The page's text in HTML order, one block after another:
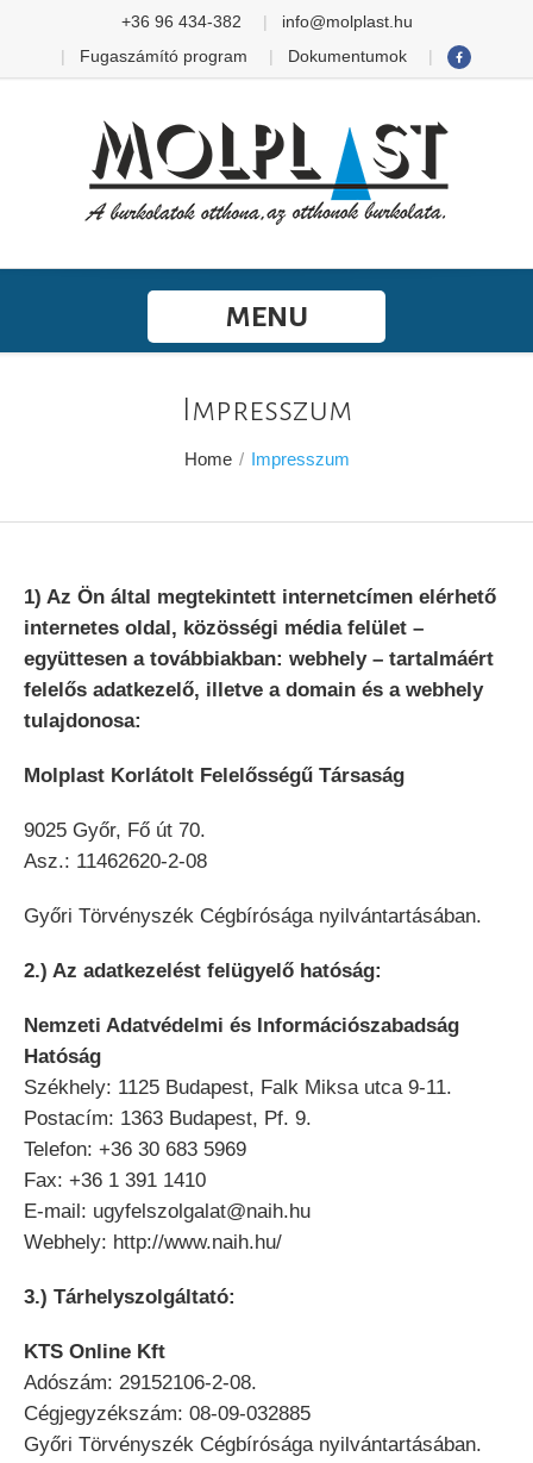
+36 96 434-382
info@molplast.hu
Fugaszámító program
Dokumentumok
MENU
Impresszum
Home / Impresszum
1) Az Ön által megtekintett internetcímen elérhető
internetes oldal, közösségi média felület –
együttesen a továbbiakban: webhely – tartalmáért
felelős adatkezelő, illetve a domain és a webhely
tulajdonosa:
Molplast Korlátolt Felelősségű Társaság
9025 Győr, Fő út 70.
Asz.: 11462620-2-08
Győri Törvényszék Cégbírósága nyilvántartásában.
2.) Az adatkezelést felügyelő hatóság:
Nemzeti Adatvédelmi és Információszabadság
Hatóság
Székhely: 1125 Budapest, Falk Miksa utca 9-11.
Postacím: 1363 Budapest, Pf. 9.
Telefon: +36 30 683 5969
Fax: +36 1 391 1410
E-mail: ugyfelszolgalat@naih.hu
Webhely: http://www.naih.hu/
3.) Tárhelyszolgáltató:
KTS Online Kft
Adószám: 29152106-2-08.
Cégjegyzékszám: 08-09-032885
Győri Törvényszék Cégbírósága nyilvántartásában.